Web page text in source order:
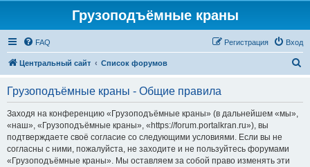
Грузоподъёмные краны
FAQ Вход
Регистрация
Центральный сайт Список форумов
Грузоподъёмные краны - Общие правила
Заходя на конференцию «Грузоподъёмные краны» (в дальнейшем «мы»,
«наш», «Грузоподъёмные краны», «https://forum.portalkran.ru»), вы
подтверждаете своё согласие со следующими условиями. Если вы не
согласны с ними, пожалуйста, не заходите и не пользуйтесь форумами
«Грузоподъёмные краны». Мы оставляем за собой право изменять эти